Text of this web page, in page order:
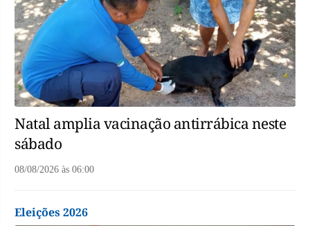
Natal amplia vacinação antirrábica neste
sábado
08/08/2026 às 06:00
Eleições 2026